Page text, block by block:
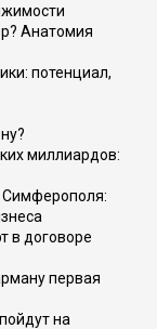
Анатомия
потенциал,
миллиардов:
Симферополя:
в договоре
первая
на